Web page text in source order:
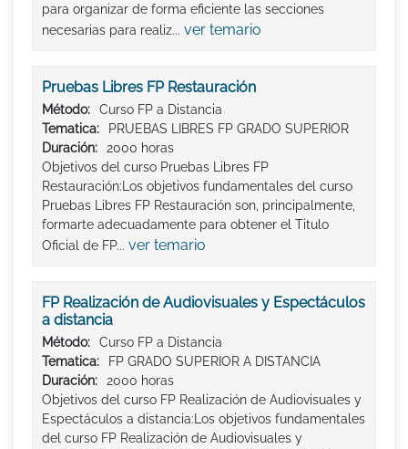
para organizar de forma eficiente las secciones
necesarias para realiz... ver temario
Pruebas Libres FP Restauración
Método:
Curso FP a Distancia
Tematica:
PRUEBAS LIBRES FP GRADO SUPERIOR
Duración:
2000 horas
Objetivos del curso Pruebas Libres FP
Restauración:Los objetivos fundamentales del curso
Pruebas Libres FP Restauración son, principalmente,
formarte adecuadamente para obtener el Titulo
Oficial de FP... ver temario
FP Realización de Audiovisuales y Espectáculos
a distancia
Método:
Curso FP a Distancia
Tematica:
FP GRADO SUPERIOR A DISTANCIA
Duración:
2000 horas
Objetivos del curso FP Realización de Audiovisuales y
Espectáculos a distancia:Los objetivos fundamentales
del curso FP Realización de Audiovisuales y